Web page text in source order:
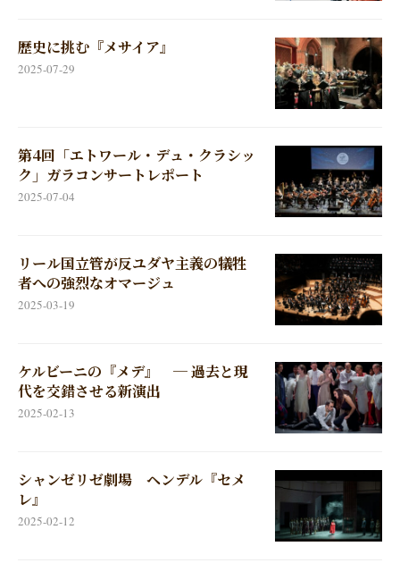
歴史に挑む『メサイア』
2025-07-29
第4回「エトワール・デュ・クラシッ
ク」ガラコンサートレポート
2025-07-04
リール国立管が反ユダヤ主義の犠牲
者への強烈なオマージュ
2025-03-19
ケルビーニの『メデ』 ─ 過去と現
代を交錯させる新演出
2025-02-13
シャンゼリゼ劇場 ヘンデル『セメ
レ』
2025-02-12